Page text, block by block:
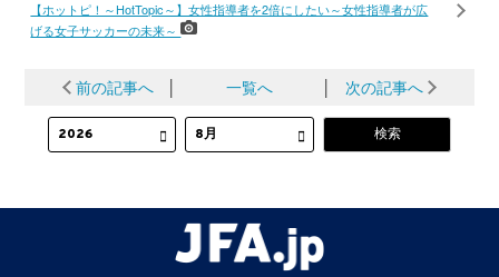
【ホットピ！～HotTopic～】女性指導者を2倍にしたい～女性指導者が広
げる女子サッカーの未来～
前の記事へ │ 一覧へ │ 次の記事へ